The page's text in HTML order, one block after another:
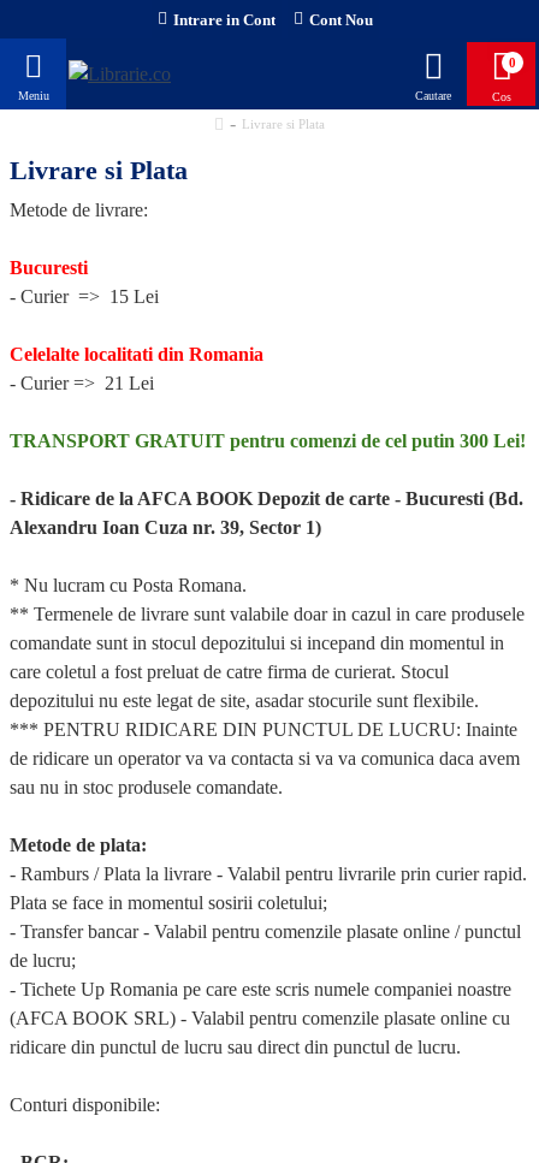
Intrare in Cont Cont Nou
0
Livrare si Plata
Livrare si Plata
Metode de livrare:
Bucuresti
- Curier => 15 Lei
Celelalte localitati din Romania
- Curier => 21 Lei
TRANSPORT GRATUIT pentru comenzi de cel putin 300 Lei!
- Ridicare de la AFCA BOOK Depozit de carte - Bucuresti (Bd.
Alexandru Ioan Cuza nr. 39, Sector 1)
* Nu lucram cu Posta Romana.
** Termenele de livrare sunt valabile doar in cazul in care produsele
comandate sunt in stocul depozitului si incepand din momentul in
care coletul a fost preluat de catre firma de curierat. Stocul
depozitului nu este legat de site, asadar stocurile sunt flexibile.
*** PENTRU RIDICARE DIN PUNCTUL DE LUCRU: Inainte
de ridicare un operator va va contacta si va va comunica daca avem
sau nu in stoc produsele comandate.
Metode de plata:
- Ramburs / Plata la livrare - Valabil pentru livrarile prin curier rapid.
Plata se face in momentul sosirii coletului;
- Transfer bancar- Valabil pentru comenzile plasate online / punctul
de lucru;
- Tichete Up Romania pe care este scris numele companiei noastre
(AFCA BOOK SRL) - Valabil pentru comenzile plasate online cu
ridicare din punctul de lucru sau direct din punctul de lucru.
Conturi disponibile: